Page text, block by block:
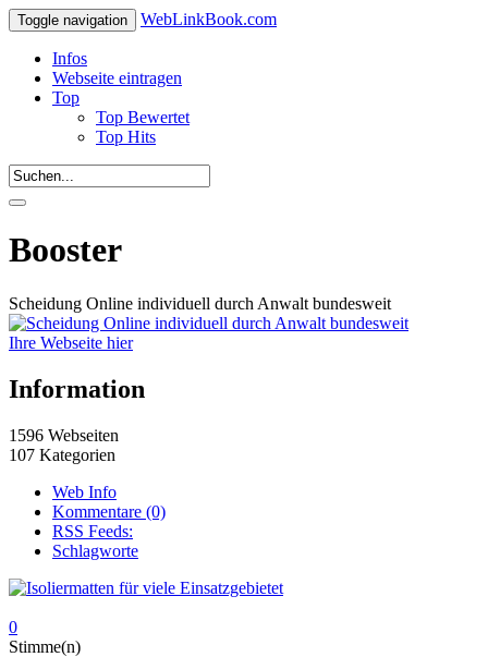
Toggle navigation WebLinkBook.com
Infos
Webseite eintragen
Top
Top Bewertet
Top Hits
Booster
Scheidung Online individuell durch Anwalt bundesweit
Ihre Webseite hier
Information
1596 Webseiten
107 Kategorien
Web Info
Kommentare (0)
RSS Feeds:
Schlagworte
0
Stimme(n)